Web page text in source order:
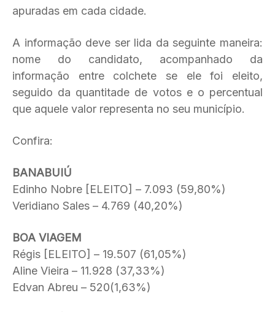
apuradas em cada cidade.
A informação deve ser lida da seguinte maneira:
nome do candidato, acompanhado da
informação entre colchete se ele foi eleito,
seguido da quantitade de votos e o percentual
que aquele valor representa no seu município.
Confira:
BANABUIÚ
Edinho Nobre [ELEITO] – 7.093 (59,80%)
Veridiano Sales – 4.769 (40,20%)
BOA VIAGEM
Régis [ELEITO] – 19.507 (61,05%)
Aline Vieira – 11.928 (37,33%)
Edvan Abreu – 520(1,63%)